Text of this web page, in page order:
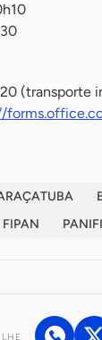
(transporte
FIPAN